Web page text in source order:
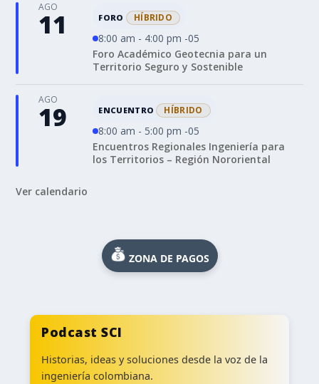
AGO
11 FORO HÍBRIDO
8:00 am - 4:00 pm -05
Foro Académico Geotecnia para un
Territorio Seguro y Sostenible
AGO
19 ENCUENTRO HÍBRIDO
8:00 am - 5:00 pm -05
Encuentros Regionales Ingeniería para
los Territorios – Región Nororiental
Ver calendario
ZONA DE PAGOS
Podcast SCI
Historias, ideas y soluciones desde la voz de la
ingeniería colombiana.